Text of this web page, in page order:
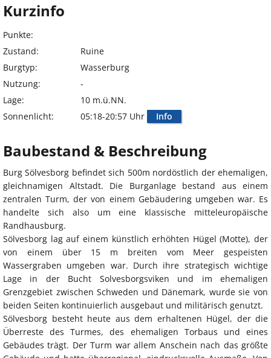
Kurzinfo
Punkte:
Zustand:
Ruine
Burgtyp:
Wasserburg
Nutzung:
-
Lage:
10 m.ü.NN.
Sonnenlicht:
05:18-20:57 Uhr Info
Baubestand & Beschreibung
Burg Sölvesborg befindet sich 500m nordöstlich der ehemaligen,
gleichnamigen Altstadt. Die Burganlage bestand aus einem
zentralen Turm, der von einem Gebäudering umgeben war. Es
handelte sich also um eine klassische mitteleuropäische
Randhausburg.
Sölvesborg lag auf einem künstlich erhöhten Hügel (Motte), der
von einem über 15 m breiten vom Meer gespeisten
Wassergraben umgeben war. Durch ihre strategisch wichtige
Lage in der Bucht Solvesborgsviken und im ehemaligen
Grenzgebiet zwischen Schweden und Dänemark, wurde sie von
beiden Seiten kontinuierlich ausgebaut und militärisch genutzt.
Sölvesborg besteht heute aus dem erhaltenen Hügel, der die
Überreste des Turmes, des ehemaligen Torbaus und eines
Gebäudes trägt. Der Turm war allem Anschein nach das größte